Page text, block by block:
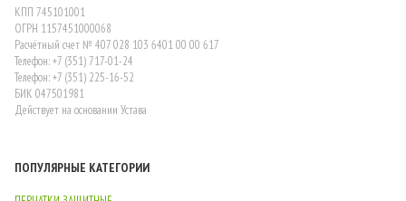
КПП 745101001
ОГРН 1157451000068
Расчётный счет № 407 028 103 6401 00 00 617
Телефон: +7 (351) 717-01-24
Телефон: +7 (351) 225-16-52
БИК 047501981
Действует на основании Устава
ПОПУЛЯРНЫЕ КАТЕГОРИИ